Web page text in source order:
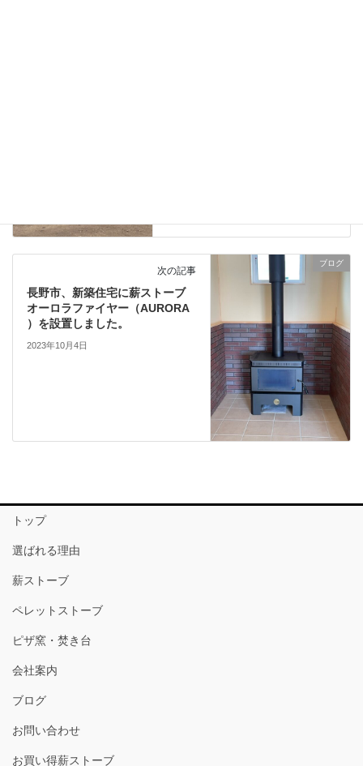
ブログ
次の記事
長野市、新築住宅に薪ストーブ
オーロラファイヤー（AURORA
）を設置しました。
2023年10月4日
トップ
選ばれる理由
薪ストーブ
ペレットストーブ
ピザ窯・焚き台
会社案内
ブログ
お問い合わせ
お買い得薪ストーブ